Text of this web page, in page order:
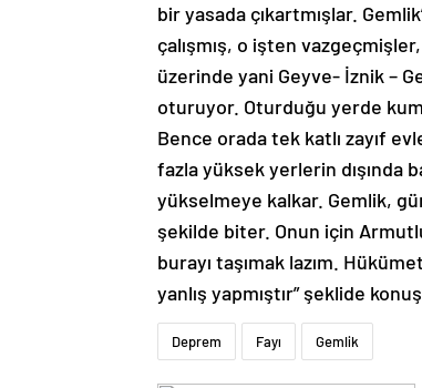
bir yasada çıkartmışlar.
çalışmış, o işten
üzerinde yani Geyve- İznik –
oturuyor. Oturduğu yerde
Bence orada tek katlı zayıf
fazla yüksek yerlerin dışında
yükselmeye kalkar. Gemlik,
şekilde biter. Onun için
burayı taşımak lazım.
yanlış yapmıştır” şeklide
Deprem Fayı Gemlik